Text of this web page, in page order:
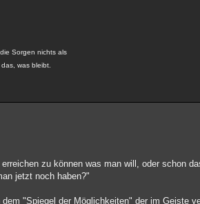
Sorgen nichts als
was bleibt.
zu können was man will, oder schon
jetzt noch haben?"
"Spiegel der Möglichkeiten" der im Geiste